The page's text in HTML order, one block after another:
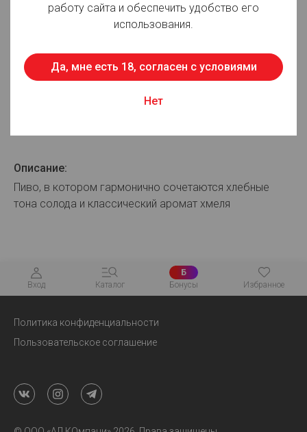
Оттенок: Светлое
Страна производства: Россия
Описание:
Пиво, в котором гармонично сочетаются хлебные
тона солода и классический аромат хмеля
Вход Каталог
Б
Бонусы
Избранное
Политика конфиденциальности
Пользовательское соглашение
работу сайта и обеспечить удобство его
использования.
Да, мне есть 18, согласен с условиями
Нет